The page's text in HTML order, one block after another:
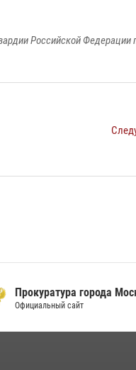
Российской Федерации
Прокуратура города
Официальный сайт